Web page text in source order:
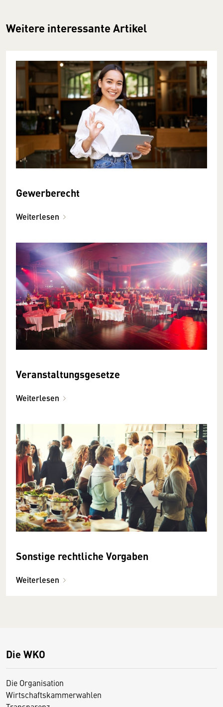
Weitere interessante Artikel
Gewerberecht
Weiterlesen
Veranstaltungsgesetze
Weiterlesen
Sonstige rechtliche Vorgaben
Weiterlesen
Die WKO
Die Organisation
Wirtschaftskammerwahlen